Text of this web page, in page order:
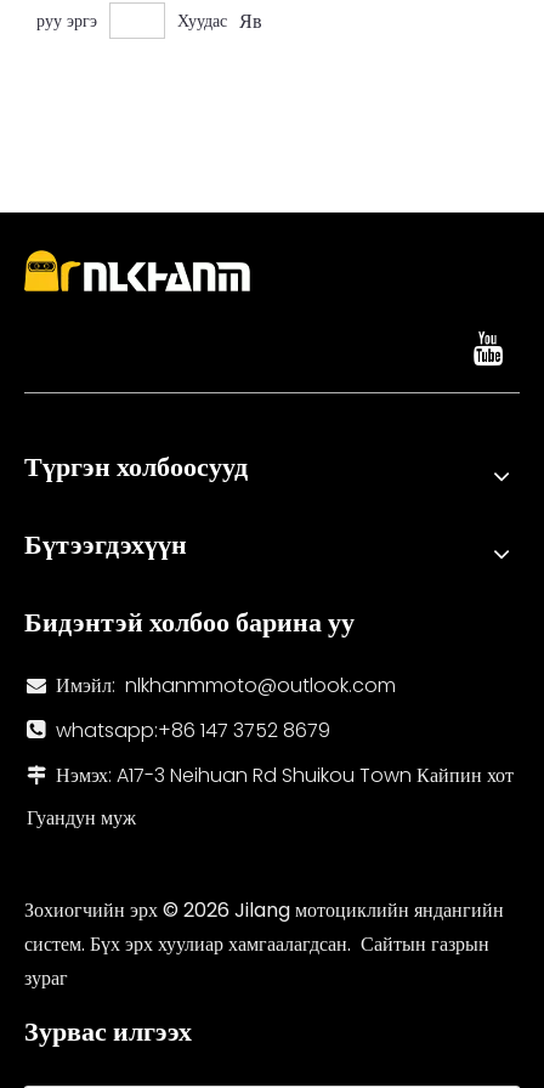
руу эргэ
Хуудас Яв
Түргэн холбоосууд
Бүтээгдэхүүн
Бидэнтэй холбоо барина уу
 Имэйл: nlkhanmmoto@outlook.com
 whatsapp:+86 147 3752 8679
 Нэмэх: A17-3 Neihuan Rd Shuikou Town Кайпин хот
Гуандун муж
Зохиогчийн эрх © 2026Jilang мотоциклийн яндангийн
систем. Бүх эрх хуулиар хамгаалагдсан. Сайтын газрын
зураг
Зурвас илгээх